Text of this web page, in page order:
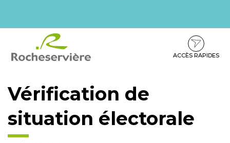
contenu
pied
ACCÈS RAPIDES
Vérification de
situation électorale